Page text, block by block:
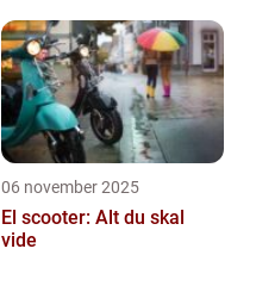
06 november 2025
El scooter: Alt du skal
vide